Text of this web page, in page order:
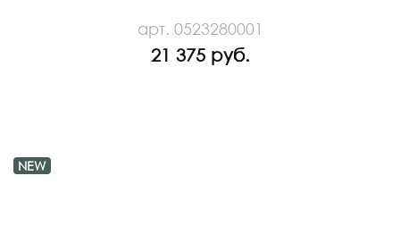
арт. 0523280001
21 375 руб.
NEW